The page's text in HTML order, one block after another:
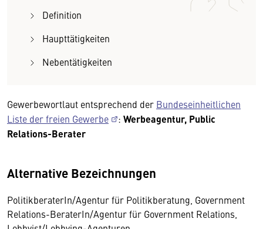
Definition
Haupttätigkeiten
Nebentätigkeiten
Gewerbewortlaut entsprechend der Bundeseinheitlichen
Liste der freien Gewerbe
: Werbeagentur, Public
Relations-Berater
Alternative Bezeichnungen
PolitikberaterIn/Agentur für Politikberatung, Government
Relations-BeraterIn/Agentur für Government Relations,